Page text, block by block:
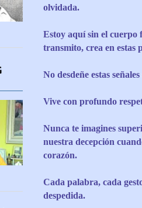
olvidada.
Estoy aquí sin el cuerpo
transmito, crea en estas
No desdeñe estas
Vive con profundo
Nunca te imagines
nuestra decepción
corazón.
Cada palabra, cada
despedida.